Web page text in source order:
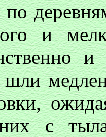
по
и
шли
с